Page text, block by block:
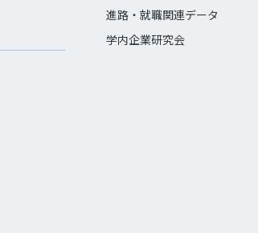
進路・就職関連データ
学内企業研究会